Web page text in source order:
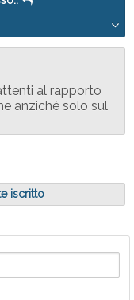
al rapporto
anziché solo sul
iscritto